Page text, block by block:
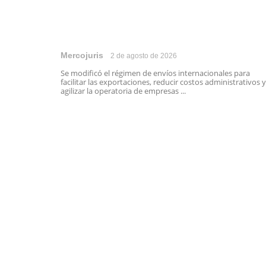
Mercojuris 2 de agosto de 2026
Se modificó el régimen de envíos internacionales para
facilitar las exportaciones, reducir costos administrativos y
agilizar la operatoria de empresas ...